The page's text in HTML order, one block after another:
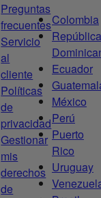
Preguntas
frecuentes
Servicio
al
cliente
Políticas
de
privacidad
Gestionar
mis
derechos
de
Colombia
República
Ecuador
México
Perú
Puerto
Rico
Uruguay